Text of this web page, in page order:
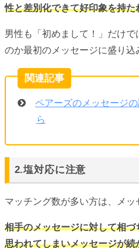
性と差別化できて好印象を持た
男性も「初めまして！」だけ
のか最初のメッセージに盛り込
ペアーズのメッセージ
ら
2.塩対応に注意
マッチング数が多い方は、メッ
相手のメッセージに対して相
思われてしまいメッセージが続